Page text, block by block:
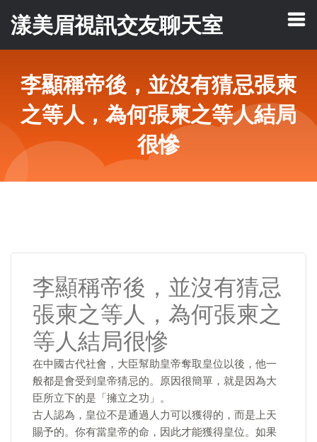
漾美眉視訊交友聊天室
李顯稱帝後，並沒有猜忌張柬
之等人，為何張柬之等人結局
很慘
李顯稱帝後，並沒有猜忌
張柬之等人，為何張柬之
等人結局很慘
在中國古代社會，大臣幫助皇帝奪取皇位以後，他一
般都是會受到皇帝猜忌的。原因很簡單，就是因為大
臣所立下的是「擁立之功」。
古人認為，皇位不是通過人力可以獲得的，而是上天
賜予的。你有當皇帝的命，因此才能獲得皇位。如果